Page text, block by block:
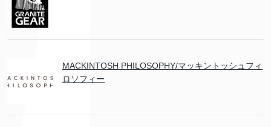
MACKINTOSH PHILOSOPHY/マッキントッシュフィ
ロソフィー